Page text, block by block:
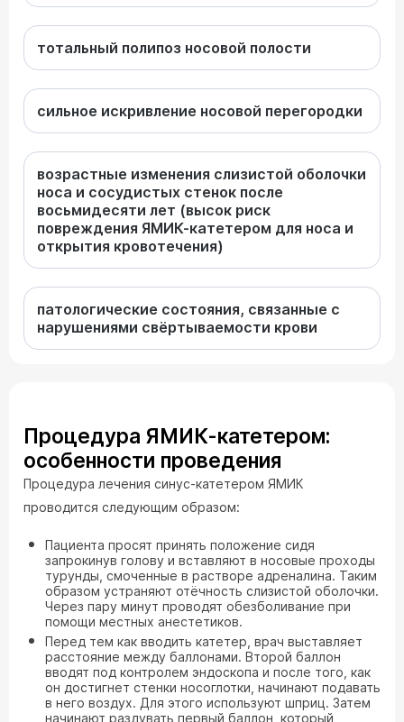
тотальный полипоз носовой полости
сильное искривление носовой перегородки
возрастные изменения слизистой оболочки
носа и сосудистых стенок после
восьмидесяти лет (высок риск
повреждения ЯМИК-катетером для носа и
открытия кровотечения)
патологические состояния, связанные с
нарушениями свёртываемости крови
Процедура ЯМИК-катетером:
особенности проведения
Процедура лечения синус-катетером ЯМИК
проводится следующим образом:
Пациента просят принять положение сидя
запрокинув голову и вставляют в носовые проходы
турунды, смоченные в растворе адреналина. Таким
образом устраняют отёчность слизистой оболочки.
Через пару минут проводят обезболивание при
помощи местных анестетиков.
Перед тем как вводить катетер, врач выставляет
расстояние между баллонами. Второй баллон
вводят под контролем эндоскопа и после того, как
он достигнет стенки носоглотки, начинают подавать
в него воздух. Для этого используют шприц. Затем
начинают раздувать первый баллон, который